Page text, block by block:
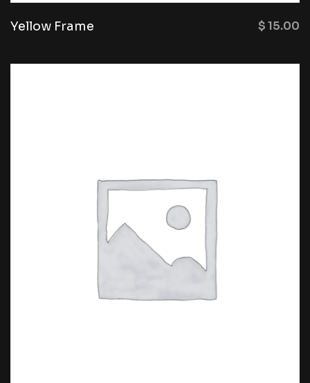
Yellow Frame $15.00